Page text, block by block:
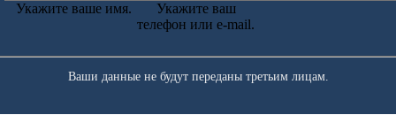
Укажите ваше имя.
Укажите ваш
телефон или e-mail.
Ваши данные не будут переданы третьим лицам.